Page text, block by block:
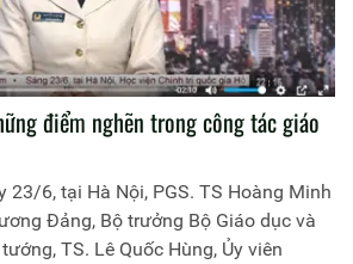
điểm nghẽn trong công tác giáo
23/6, tại Hà Nội, PGS. TS Hoàng Minh
Đảng, Bộ trưởng Bộ Giáo dục và
TS. Lê Quốc Hùng, Ủy viên